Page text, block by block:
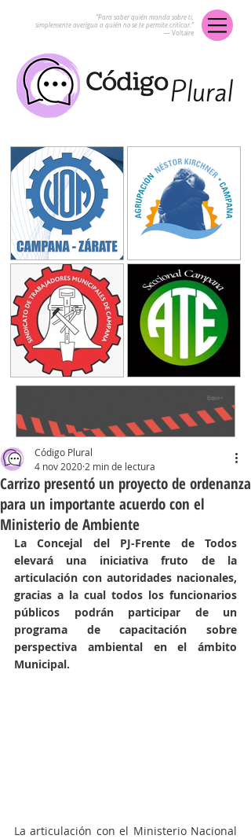
“Para saber quién manda sobre ti,
simplemente averigua a quién no se te permite criticar.”
― Voltaire
Carrizo presentó un proyecto de ordenanza
para un importante acuerdo con el
Ministerio de Ambiente
Código Plural
4 nov 2020 2 min de lectura
La Concejal del PJ-Frente de Todos
elevará una iniciativa fruto de la
articulación con autoridades nacionales,
gracias a la cual todos los funcionarios
públicos podrán participar de un
programa de capacitación sobre
perspectiva ambiental en el ámbito
Municipal.
La articulación con el Ministerio Nacional